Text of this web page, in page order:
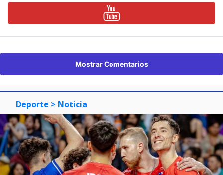
Mostrar Comentarios
Deporte > Noticia